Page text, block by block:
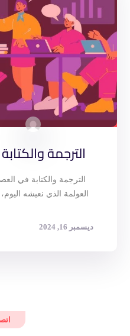
الترجمة
ديسمبر 16, 2024
الترجمة والكتابة في
العولمة الذي نعيشه